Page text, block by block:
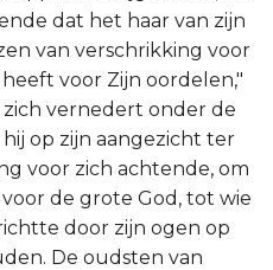
dat het haar van zijn
van verschrikking voor
voor Zijn oordelen,"
zich vernedert onder de
op zijn aangezicht ter
voor zich achtende, om
de grote God, tot wie
door zijn ogen op
De oudsten van